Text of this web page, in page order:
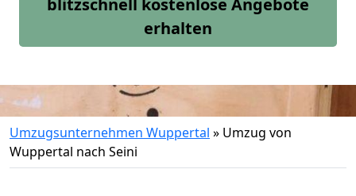
blitzschnell kostenlose Angebote
erhalten
Umzugsunternehmen Wuppertal » Umzug von
Wuppertal nach Seini